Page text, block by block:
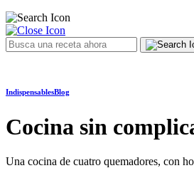
IndispensablesBlog
Cocina sin
Una cocina de cuatro quemadores, con